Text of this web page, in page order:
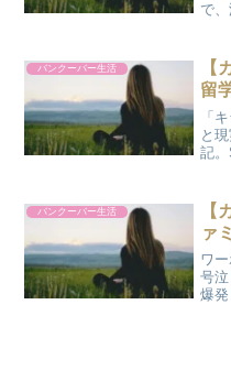
で
バンクーバー生活
【
留
「
と
記。
バンクーバー生活
【
ァ
ワ
号
爆発